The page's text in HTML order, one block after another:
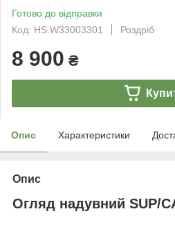
Готово до відправки
Код: HS:W33003301
Роздріб
8 900 ₴
Опис Характеристики
Опис
Огляд надувний SUP/